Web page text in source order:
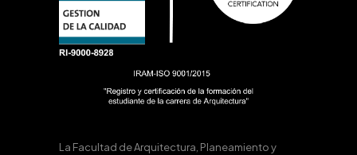
La Facultad de Arquitectura, Planeamiento y